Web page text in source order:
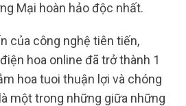
Mại hoàn hảo độc nhất.
của công nghệ tiên tiến,
hoa online đã trở thành 1
hoa tuoi thuận lợi và chóng
một trong những giữa những